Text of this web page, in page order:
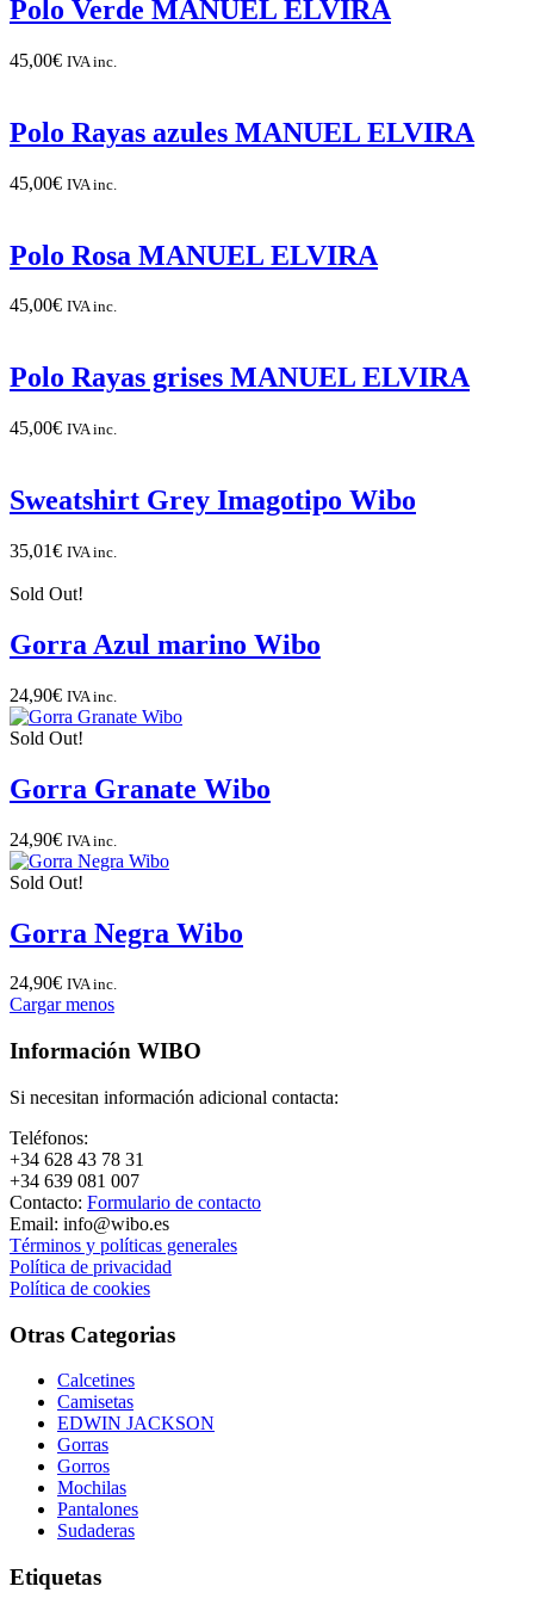
Polo Verde MANUEL ELVIRA
45,00€ IVA inc.
Polo Rayas azules MANUEL ELVIRA
45,00€ IVA inc.
Polo Rosa MANUEL ELVIRA
45,00€ IVA inc.
Polo Rayas grises MANUEL ELVIRA
45,00€ IVA inc.
Sweatshirt Grey Imagotipo Wibo
35,01€ IVA inc.
Sold Out!
Gorra Azul marino Wibo
24,90€ IVA inc.
Sold Out!
Gorra Granate Wibo
24,90€ IVA inc.
Sold Out!
Gorra Negra Wibo
24,90€ IVA inc.
Cargar menos
Información WIBO
Si necesitan información adicional contacta:
Teléfonos:
+34 628 43 78 31
+34 639 081 007
Contacto: Formulario de contacto
Email: info@wibo.es
Términos y políticas generales
Política de privacidad
Política de cookies
Otras Categorias
Calcetines
Camisetas
EDWIN JACKSON
Gorras
Gorros
Mochilas
Pantalones
Sudaderas
Etiquetas